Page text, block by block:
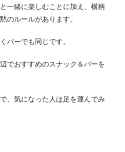
一緒に楽しむことに加え、横柄
のルールがあります。
バーでも同じです。
でおすすめのスナック＆バーを
、気になった人は足を運んでみ